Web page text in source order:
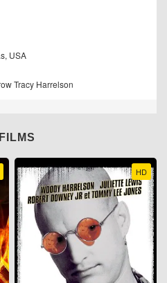
USA
Tracy Harrelson
HD